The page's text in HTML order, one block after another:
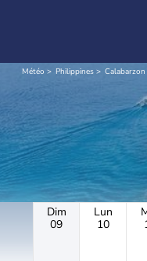
Météo Philippines Calabarzon
Dim
09
Lun
10